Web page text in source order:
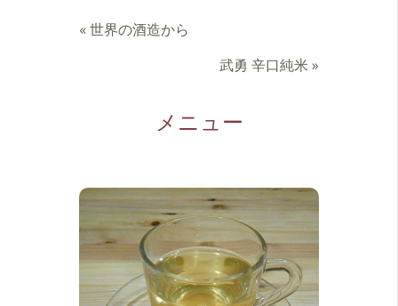
«世界の酒造から
武勇 辛口純米 »
メニュー